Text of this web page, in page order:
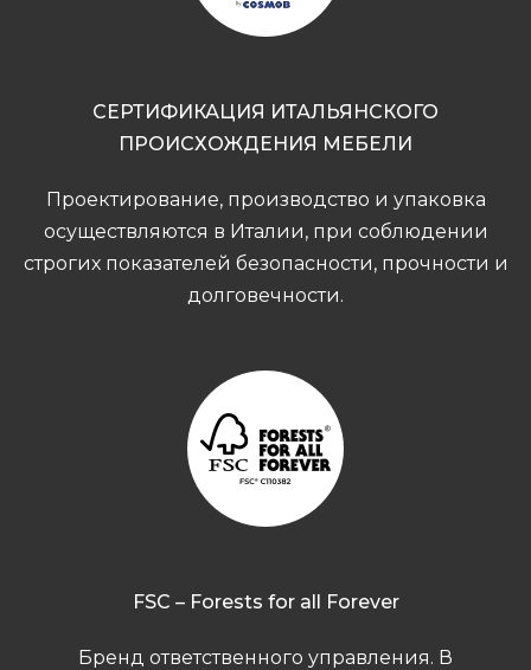
СЕРТИФИКАЦИЯ ИТАЛЬЯНСКОГО
ПРОИСХОЖДЕНИЯ МЕБЕЛИ
Проектирование, производство и упаковка
осуществляются в Италии, при соблюдении
строгих показателей безопасности, прочности и
долговечности.
FSC – Forests for all Forever
Бренд ответственного управления. В